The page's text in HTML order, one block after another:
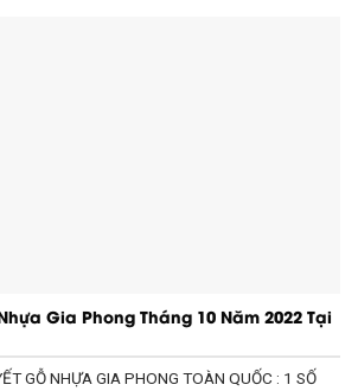
Gia Phong Tháng 10 Năm 2022 Tại
GỖ NHỰA GIA PHONG TOÀN QUỐC : 1 SỐ